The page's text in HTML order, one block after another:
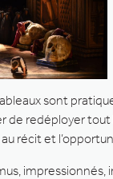
sont
redéployer tout
récit et
impressionnés,